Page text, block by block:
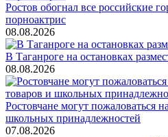
Ростов обогнал все российские
порноактрис
08.08.2026
В Таганроге на остановках
08.08.2026
Ростовчане могут пожаловаться
школьных принадлежностей
07.08.2026